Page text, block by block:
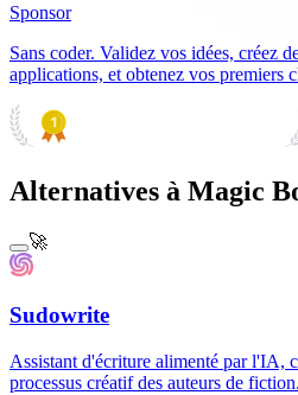
Sponsor
Sans coder. Validez vos idées, créez
applications, et obtenez vos premiers
Alternatives à Magic
🚀
Sudowrite
Assistant d'écriture alimenté par l'IA,
processus créatif des auteurs de fiction.